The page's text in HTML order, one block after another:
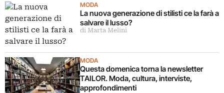
MODA
La nuova generazione di stilisti ce la farà a
salvare il lusso?
di Marta Melini
MODA
Questa domenica torna la newsletter
TAILOR. Moda, cultura, interviste,
approfondimenti